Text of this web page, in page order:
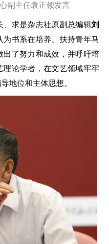
副主任袁正领发言
求是杂志社原副总编辑刘
书系在培养、扶持青年马
出了努力和成效，并呼吁培
论学者，在文艺领域牢牢
地位和主体思想。